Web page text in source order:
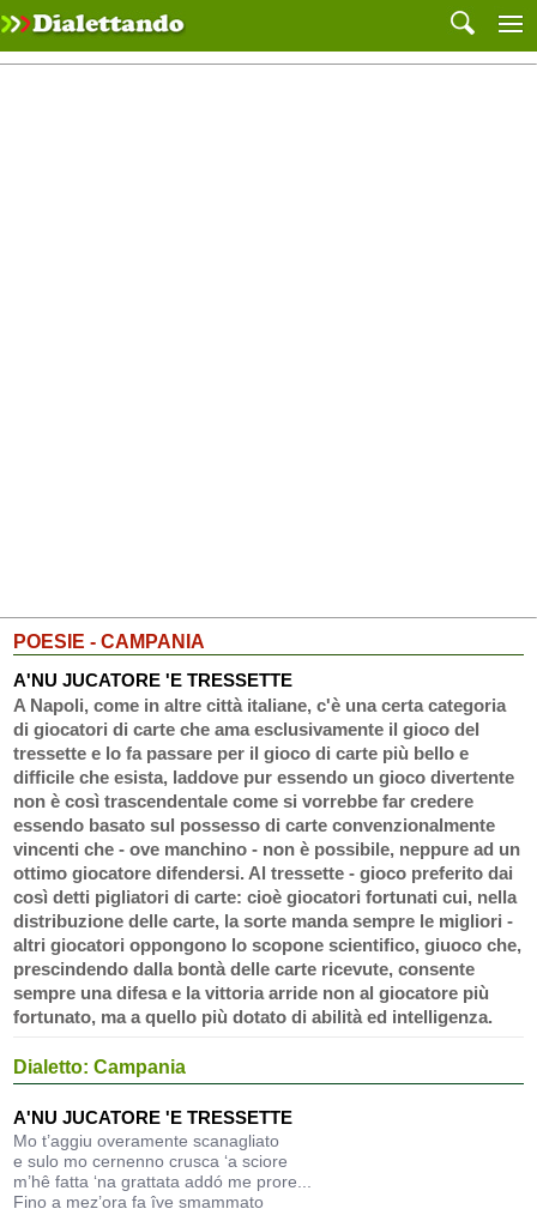
POESIE - CAMPANIA
A'NU JUCATORE 'E TRESSETTE
A Napoli, come in altre città italiane, c'è una certa categoria
di giocatori di carte che ama esclusivamente il gioco del
tressette e lo fa passare per il gioco di carte più bello e
difficile che esista, laddove pur essendo un gioco divertente
non è così trascendentale come si vorrebbe far credere
essendo basato sul possesso di carte convenzionalmente
vincenti che - ove manchino - non è possibile, neppure ad un
ottimo giocatore difendersi. Al tressette - gioco preferito dai
così detti pigliatori di carte: cioè giocatori fortunati cui, nella
distribuzione delle carte, la sorte manda sempre le migliori -
altri giocatori oppongono lo scopone scientifico, giuoco che,
prescindendo dalla bontà delle carte ricevute, consente
sempre una difesa e la vittoria arride non al giocatore più
fortunato, ma a quello più dotato di abilità ed intelligenza.
Dialetto: Campania
A'NU JUCATORE 'E TRESSETTE
Mo t’aggiu overamente scanagliato
e sulo mo cernenno crusca ‘a sciore
m’hê fatta ‘na grattata addó me prore...
Fino a mez’ora fa îve smammato